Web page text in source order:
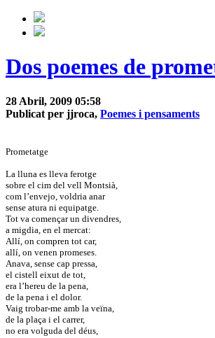
Dos poemes de
28 Abril, 2009 05:58
Publicat per jjroca, Poemes i pensaments
Prometatge
La lluna es lleva ferotge
sobre el cim del vell Montsià,
com l’envejo, voldria anar
sense atura ni equipatge.
Tot va començar un divendres,
a migdia, en el mercat:
Allí, on compren tot car,
allí, on venen promeses.
Anava, sense cap pressa,
el cistell eixut de tot,
era l’hereu de la pena,
de la pena i el dolor.
Vaig trobar-me amb la veïna,
de la plaça i el carrer,
no era volguda del déus,